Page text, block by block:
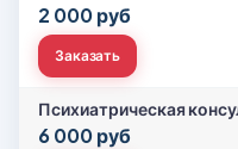
2 000 руб
Заказать
Психиатрическая
6 000 руб